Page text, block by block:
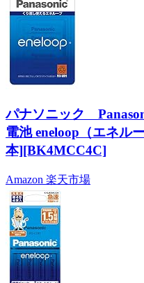
パナソニック
電池 eneloop（エネル
本][BK4MCC4C]
Amazon 楽天市場